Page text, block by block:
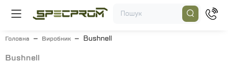
Головна Виробник Bushnell
bushnell